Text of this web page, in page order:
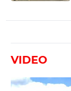
VIDEO